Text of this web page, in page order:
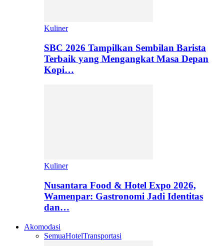
Kuliner
SBC 2026 Tampilkan Sembilan Barista
Terbaik yang Mengangkat Masa Depan
Kopi…
Kuliner
Nusantara Food & Hotel Expo 2026,
Wamenpar: Gastronomi Jadi Identitas
dan…
Akomodasi
SemuaHotelTransportasi